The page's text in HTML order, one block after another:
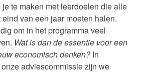
te maken met leerdoelen die alle
van een jaar moeten halen.
om in het programma veel
Wat is dan de essentie voor een
economisch denken?In
adviescommissie zijn we